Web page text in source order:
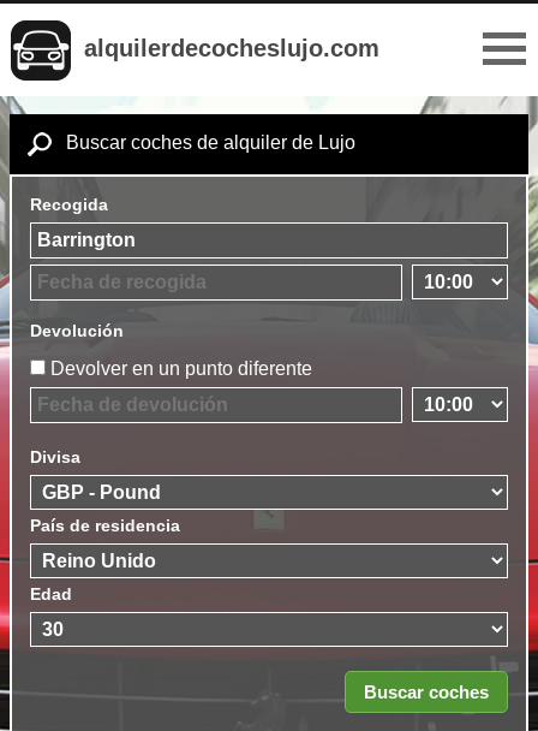
alquilerdecocheslujo.com
Buscar coches de alquiler de Lujo
Recogida
Devolución
Devolver en un punto diferente
Divisa
País de residencia
Edad